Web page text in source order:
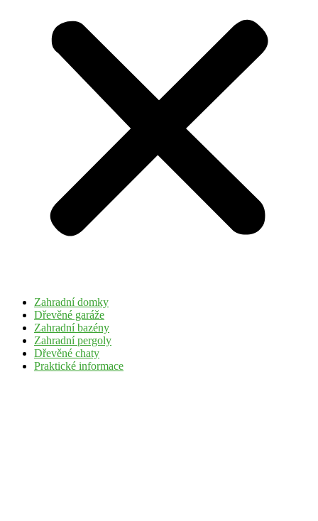
Zahradní domky
Dřevěné garáže
Zahradní bazény
Zahradní pergoly
Dřevěné chaty
Praktické informace